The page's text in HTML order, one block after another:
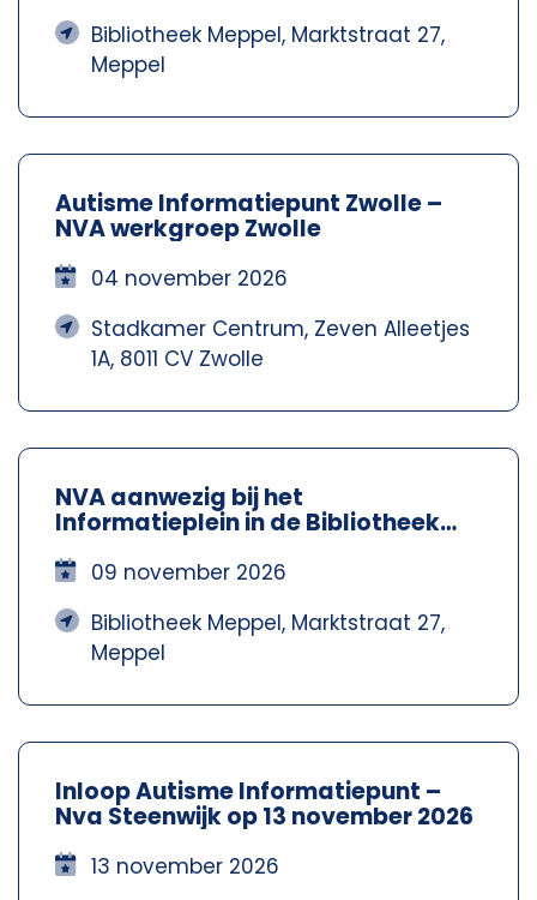
Bibliotheek Meppel, Marktstraat 27,
Meppel
Autisme Informatiepunt Zwolle –
NVA werkgroep Zwolle
04 november 2026
Stadkamer Centrum, Zeven Alleetjes
1A, 8011 CV Zwolle
NVA aanwezig bij het
Informatieplein in de Bibliotheek
Meppel
09 november 2026
Bibliotheek Meppel, Marktstraat 27,
Meppel
Inloop Autisme Informatiepunt –
Nva Steenwijk op 13 november 2026
13 november 2026